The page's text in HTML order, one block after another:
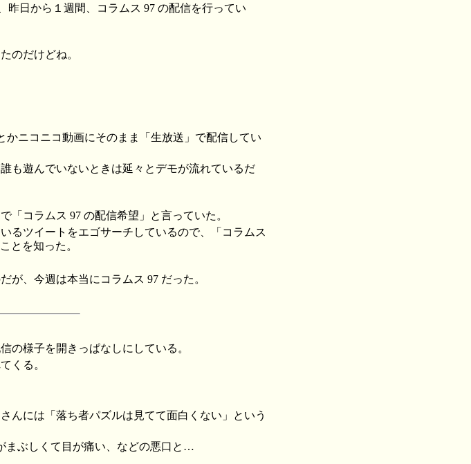
日から１週間、コラムス 97 の配信を行ってい
のだけどね。
かニコニコ動画にそのまま「生放送」で配信してい
も遊んでいないときは延々とデモが流れているだ
「コラムス 97 の配信希望」と言っていた。
るツイートをエゴサーチしているので、「コラムス
とを知った。
が、今週は本当にコラムス 97 だった。
の様子を開きっぱなしにしている。
くる。
んには「落ち者パズルは見てて面白くない」という
まぶしくて目が痛い、などの悪口と…